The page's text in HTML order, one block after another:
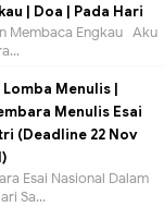
| Doa | Pada Hari
Membaca Engkau Aku
Menulis |
Menulis Esai
(Deadline 22 Nov
Esai Nasional Dalam
Sa...